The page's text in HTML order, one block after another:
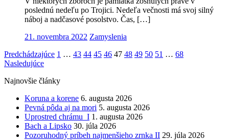
poslednú nedeľu po Trojici. Nedeľa večnosti má svoj silný
náboj a nadčasové posolstvo. Čas, […]
21. novembra 2022 Zamyslenia
Navigácia
v
článkoch
Predchádzajúce 1 … 43 44 45 46 47 48 49 50 51 … 68
Nasledujúce
Najnovšie články
Koruna a korene 6. augusta 2026
Pevná pôda aj na mori 5. augusta 2026
Uprostred chrámu I 1. augusta 2026
Bach a Lipsko 30. júla 2026
Pozoruhodný príbeh najmenšieho zrnka II 29. júla 2026